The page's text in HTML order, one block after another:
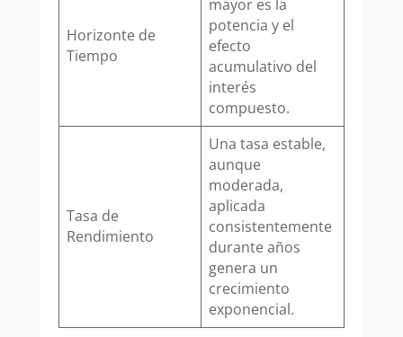
Horizonte de
Tiempo
mayor es la
potencia y el
efecto
acumulativo del
interés
compuesto.
Tasa de
Rendimiento
Una tasa estable,
aunque
moderada,
aplicada
consistentemente
durante años
genera un
crecimiento
exponencial.